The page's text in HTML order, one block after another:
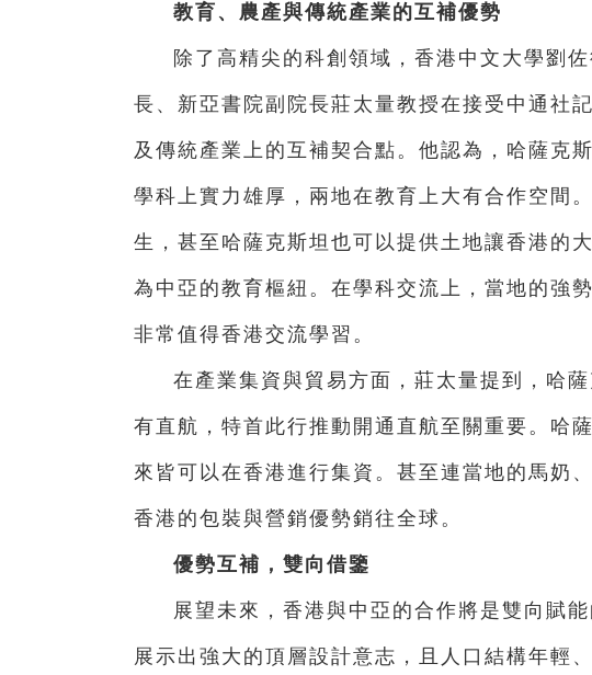
教育、農產與傳統產業的互補優勢
除了高精尖的科創領域，香港中文大學劉
長、新亞書院副院長莊太量教授在接受中通社
及傳統產業上的互補契合點。他認為，哈薩克
學科上實力雄厚，兩地在教育上大有合作空間
生，甚至哈薩克斯坦也可以提供土地讓香港的
為中亞的教育樞紐。在學科交流上，當地的強
非常值得香港交流學習。
在產業集資與貿易方面，莊太量提到，哈
有直航，特首此行推動開通直航至關重要。哈
來皆可以在香港進行集資。甚至連當地的馬奶
香港的包裝與營銷優勢銷往全球。
優勢互補，雙向借鑒
展望未來，香港與中亞的合作將是雙向賦
展示出強大的頂層設計意志，且人口結構年輕